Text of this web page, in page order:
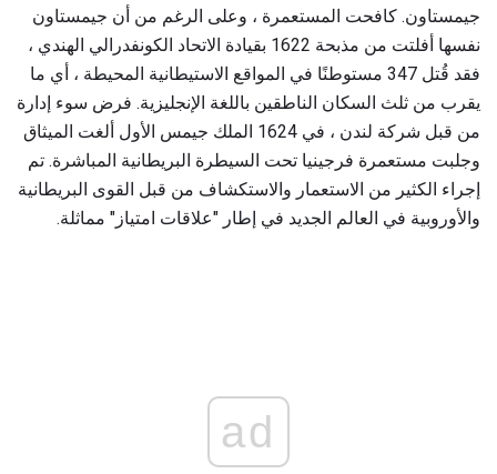
جيمستاون. كافحت المستعمرة ، وعلى الرغم من أن جيمستاون
نفسها أفلتت من مذبحة 1622 بقيادة الاتحاد الكونفدرالي الهندي ،
فقد قُتل 347 مستوطنًا في المواقع الاستيطانية المحيطة ، أي ما
يقرب من ثلث السكان الناطقين باللغة الإنجليزية. فرض سوء إدارة
من قبل شركة لندن ، في 1624 الملك جيمس الأول ألغت الميثاق
وجلبت مستعمرة فرجينيا تحت السيطرة البريطانية المباشرة. تم
إجراء الكثير من الاستعمار والاستكشاف من قبل القوى البريطانية
والأوروبية في العالم الجديد في إطار "علاقات امتياز" مماثلة.
ad